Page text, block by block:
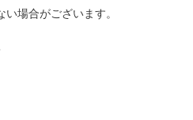
場合がございます。